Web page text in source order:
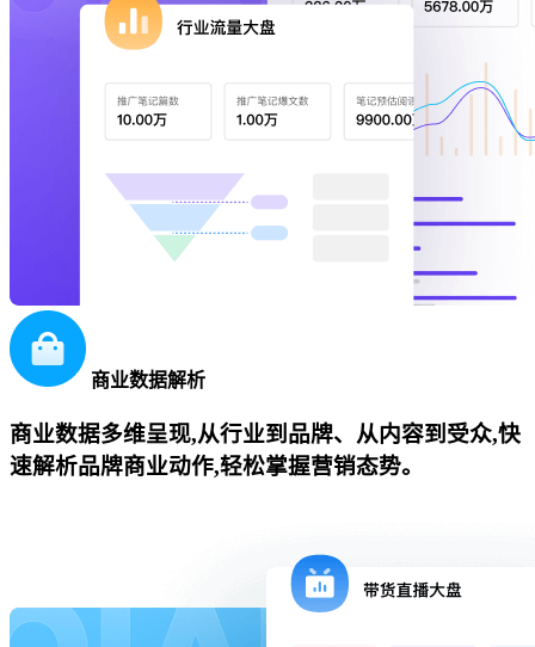
商业数据解析
商业数据多维呈现,从行业到品牌、从内容到受众,快
速解析品牌商业动作,轻松掌握营销态势。